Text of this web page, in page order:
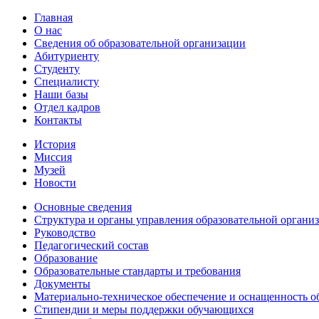
Главная
О нас
Сведения об образовательной организации
Абитуриенту
Студенту
Специалисту
Наши базы
Отдел кадров
Контакты
История
Миссия
Музей
Новости
Основные сведения
Структура и органы управления образовательной
Руководство
Педагогический состав
Образование
Образовательные стандарты и требования
Документы
Материально-техническое обеспечение и оснащенность
Стипендии и меры поддержки обучающихся